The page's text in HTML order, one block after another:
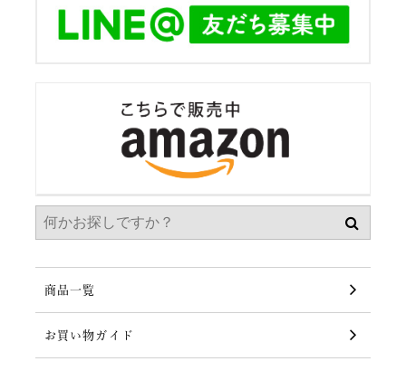
商品一覧
お買い物ガイド